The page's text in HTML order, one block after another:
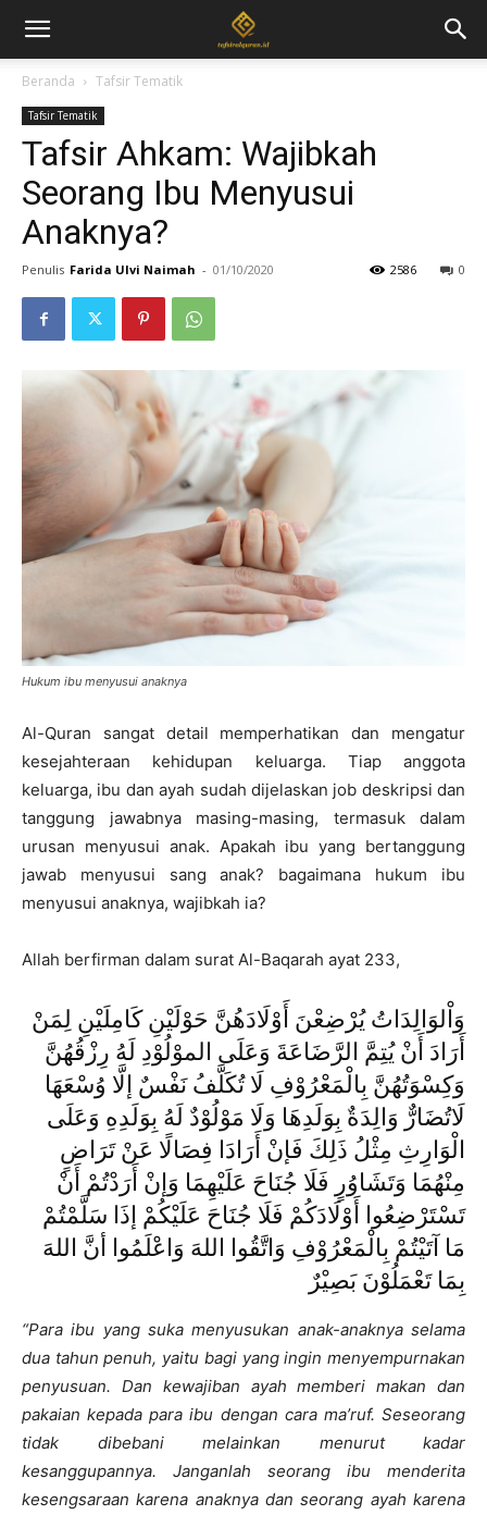
Beranda Tafsir Tematik
Tafsir Tematik
Tafsir Ahkam: Wajibkah
Seorang Ibu Menyusui
Anaknya?
Penulis Farida Ulvi Naimah - 01/10/2020 0
2586
Hukum ibu menyusui anaknya
Al-Quran sangat detail memperhatikan dan mengatur
kesejahteraan kehidupan keluarga. Tiap anggota
keluarga, ibu dan ayah sudah dijelaskan job deskripsi dan
tanggung jawabnya masing-masing, termasuk dalam
urusan menyusui anak. Apakah ibu yang bertanggung
jawab menyusui sang anak? bagaimana hukum ibu
menyusui anaknya, wajibkah ia?
Allah berfirman dalam surat Al-Baqarah ayat 233,
وَاْلوَالِدَاتُ يُرْضِعْنَ أَوْلَادَهُنَّ حَوْلَيْنِ كَامِلَيْنِ لِمَنْ
أَرَادَ أَنْ يُتِمَّ الرَّضَاعَةَ وَعَلَى الموْلُوْدِ لَهُ رِزْقُهُنَّ
وَكِسْوَتُهُنَّ بِالْمَعْرُوْفِ لَا تُكَلَّفُ نَفْسٌ إلَّا وُسْعَهَا
لَاتُضَارٌّ وَالِدَةٌ بِوَلَدِهَا وَلَا مَوْلُوْدٌ لَهُ بِوَلَدِهِ وَعَلَى
الْوَارِثِ مِثْلُ ذَلِكَ فَإنْ أَرَادَا فِصَالًا عَنْ تَرَاضٍ
مِنْهُمَا وَتَشَاوُرٍ فَلَا جُنَاحَ عَلَيْهِمَا وَإنْ أَرَدْتُمْ أَنْ
تَسْتَرْضِعُوا أَوْلَادَكُمْ فَلَا جُنَاحَ عَلَيْكُمْ إذَا سَلَّمْتُمْ
مَا آتَيْتُمْ بِالْمَعْرُوْفِ وَاتَّقُوا اللهَ وَاعْلَمُوا أنَّ اللهَ
بِمَا تَعْمَلُوْنَ بَصِيْرٌ
“Para ibu yang suka menyusukan anak-anaknya selama
dua tahun penuh, yaitu bagi yang ingin menyempurnakan
penyusuan. Dan kewajiban ayah memberi makan dan
pakaian kepada para ibu dengan cara ma’ruf. Seseorang
tidak dibebani melainkan menurut kadar
kesanggupannya. Janganlah seorang ibu menderita
kesengsaraan karena anaknya dan seorang ayah karena